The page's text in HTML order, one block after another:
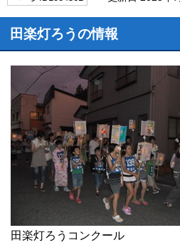
田楽灯ろうの情報
田楽灯ろうコンクール